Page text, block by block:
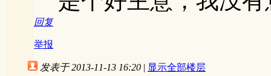
回复
举报
发表于 2013-11-13 16:20 | 显示全部楼层